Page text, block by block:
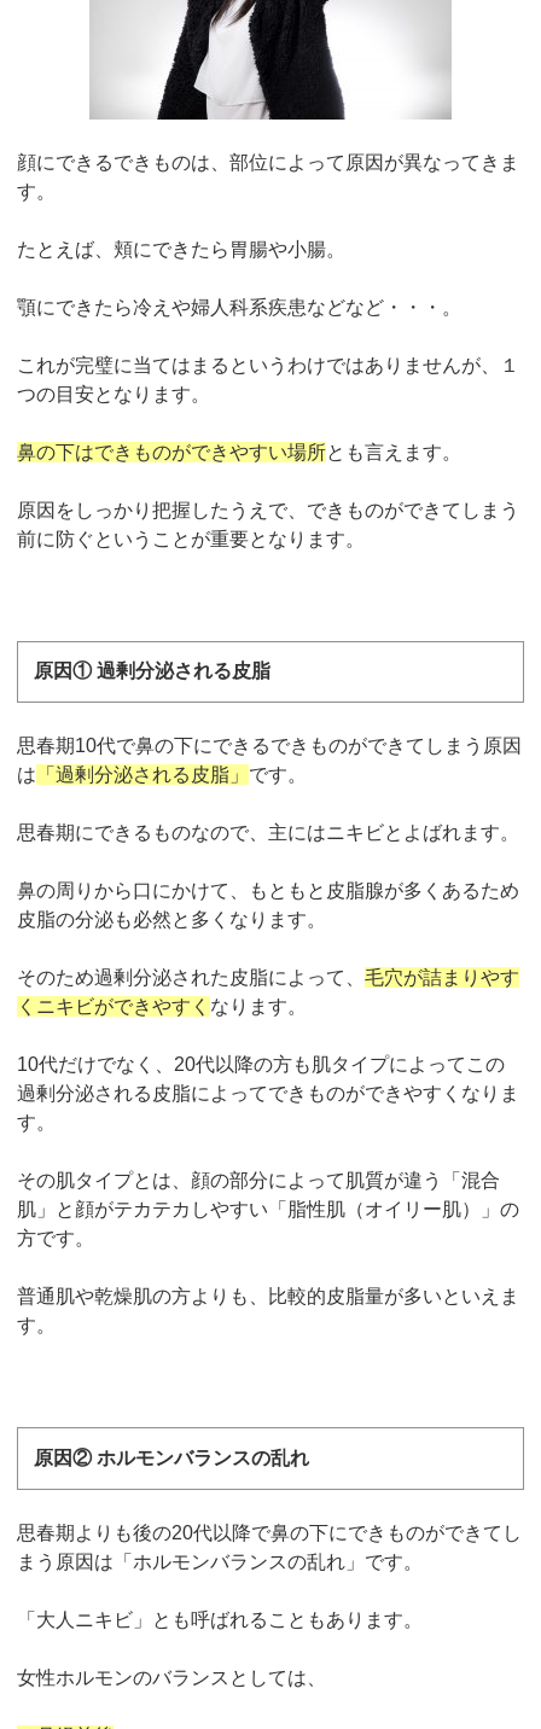
顔にできるできものは、部位によって原因が異なってきま
す。
たとえば、頬にできたら胃腸や小腸。
顎にできたら冷えや婦人科系疾患などなど・・・。
これが完璧に当てはまるというわけではありませんが、１
つの目安となります。
鼻の下はできものができやすい場所とも言えます。
原因をしっかり把握したうえで、できものができてしまう
前に防ぐということが重要となります。
原因① 過剰分泌される皮脂
思春期10代で鼻の下にできるできものができてしまう原因
は 「過剰分泌される皮脂」 です。
思春期にできるものなので、主にはニキビとよばれます。
鼻の周りから口にかけて、もともと皮脂腺が多くあるため
皮脂の分泌も必然と多くなります。
そのため過剰分泌された皮脂によって、毛穴が詰まりやす
くニキビができやすく なります。
10代だけでなく、20代以降の方も肌タイプによってこの
過剰分泌される皮脂によってできものができやすくなりま
す。
その肌タイプとは、顔の部分によって肌質が違う「混合
肌」と顔がテカテカしやすい「脂性肌（オイリー肌）」の
方です。
普通肌や乾燥肌の方よりも、比較的皮脂量が多いといえま
す。
原因② ホルモンバランスの乱れ
思春期よりも後の20代以降で鼻の下にできものができてし
まう原因は「ホルモンバランスの乱れ」です。
「大人ニキビ」とも呼ばれることもあります。
女性ホルモンのバランスとしては、